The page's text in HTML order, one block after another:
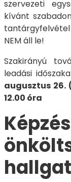
szervezeti
kívánt
tantárgyfelvétel
NEM áll le!
Szakirányú
leadási
augusztus 26.
12.00 óra